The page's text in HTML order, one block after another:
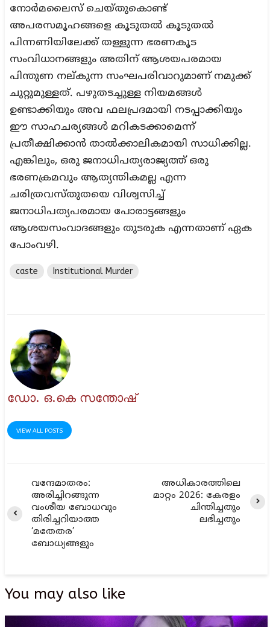
നോർമലൈസ് ചെയ്തുകൊണ്ട്
അപരസമൂഹങ്ങളെ കൂടുതൽ കൂടുതൽ
പിന്നണിയിലേക്ക് തള്ളുന്ന ഭരണകൂട
സംവിധാനങ്ങളും അതിന് ആശയപരമായ
പിന്തുണ നല്കുന്ന സംഘപരിവാറുമാണ് നമുക്ക്
ചുറ്റുമുള്ളത്. പഴുതടച്ചുള്ള നിയമങ്ങൾ
ഉണ്ടാക്കിയും അവ ഫലപ്രദമായി നടപ്പാക്കിയും
ഈ സാഹചര്യങ്ങൾ മറികടക്കാമെന്ന്
പ്രതീക്ഷിക്കാൻ താൽക്കാലികമായി സാധിക്കില്ല.
എങ്കിലും, ഒരു ജനാധിപത്യരാജ്യത്ത് ഒരു
ഭരണക്രമവും ആത്യന്തികമല്ല എന്ന
ചരിത്രവസ്തുതയെ വിശ്വസിച്ച്
ജനാധിപത്യപരമായ പോരാട്ടങ്ങളും
ആശയസംവാദങ്ങളും തുടരുക എന്നതാണ് ഏക
പോംവഴി.
caste Institutional Murder
ഡോ. ഒ.കെ സന്തോഷ്
VIEW ALL POSTS
വന്ദേമാതരം:
അരിച്ചിറങ്ങുന്ന
വംശീയ ബോധവും
തിരിച്ചറിയാത്ത
‘മതേതര’
ബോധ്യങ്ങളും
അധികാരത്തിലെ
മാറ്റം 2026: കേരളം
ചിന്തിച്ചതും
ലഭിച്ചതും
You may also like